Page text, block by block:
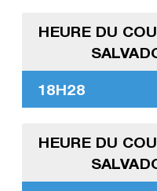
HEURE DU
18H28
HEURE DU